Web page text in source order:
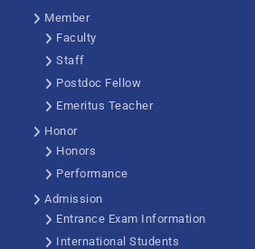
Member
Faculty
Staff
Postdoc Fellow
Emeritus Teacher
Honor
Honors
Performance
Admission
Entrance Exam Information
International Students